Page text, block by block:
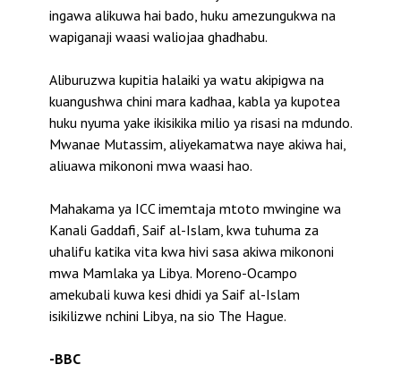
ingawa alikuwa hai bado, huku amezungukwa na
wapiganaji waasi waliojaa ghadhabu.
Aliburuzwa kupitia halaiki ya watu akipigwa na
kuangushwa chini mara kadhaa, kabla ya kupotea
huku nyuma yake ikisikika milio ya risasi na mdundo.
Mwanae Mutassim, aliyekamatwa naye akiwa hai,
aliuawa mikononi mwa waasi hao.
Mahakama ya ICC imemtaja mtoto mwingine wa
Kanali Gaddafi, Saif al-Islam, kwa tuhuma za
uhalifu katika vita kwa hivi sasa akiwa mikononi
mwa Mamlaka ya Libya. Moreno-Ocampo
amekubali kuwa kesi dhidi ya Saif al-Islam
isikilizwe nchini Libya, na sio The Hague.
-BBC